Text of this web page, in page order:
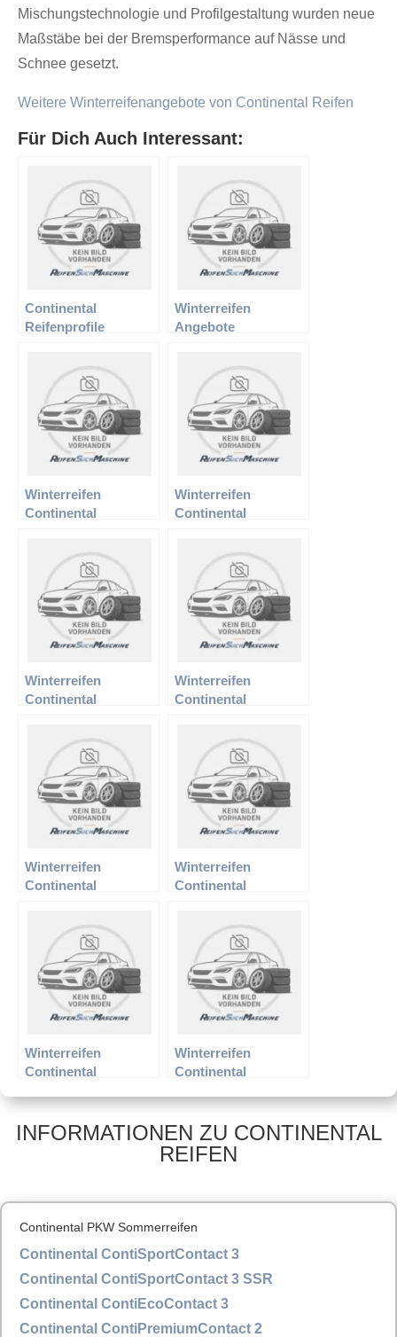
Mischungstechnologie und Profilgestaltung wurden neue
Maßstäbe bei der Bremsperformance auf Nässe und
Schnee gesetzt.
Weitere Winterreifenangebote von Continental Reifen
Für Dich Auch Interessant:
Continental
Reifenprofile
Winterreifen
Angebote
Winterreifen
Continental
Winterreifen
Continental
Winterreifen
Continental
Winterreifen
Continental
Winterreifen
Continental
Winterreifen
Continental
Winterreifen
Continental
800
Winterreifen
Continental
780
INFORMATIONEN ZU CONTINENTAL
REIFEN
Continental PKW Sommerreifen
Continental ContiSportContact 3
Continental ContiSportContact 3 SSR
Continental ContiEcoContact 3
Continental ContiPremiumContact 2